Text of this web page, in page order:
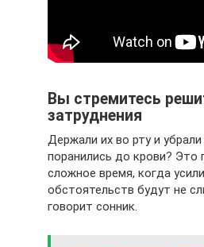
Вы стремитесь
затруднения
Держали их во рту и
поранились до крови? Это
сложное время, когда
обстоятельств будут не
говорит сонник.